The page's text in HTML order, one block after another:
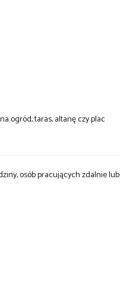
ogród, taras, altanę czy plac
osób pracujących zdalnie lub